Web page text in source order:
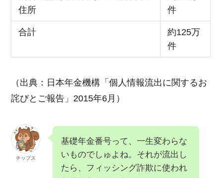
住所
件
合計
約125万
件
（出典：日本年金機構「個人情報流出に関するお
詫びとご報告」2015年6月）
チップス
基礎年金番号って、一生変わらな
いものでしゅよね。それが流出し
たら、フィッシング詐欺に使われ